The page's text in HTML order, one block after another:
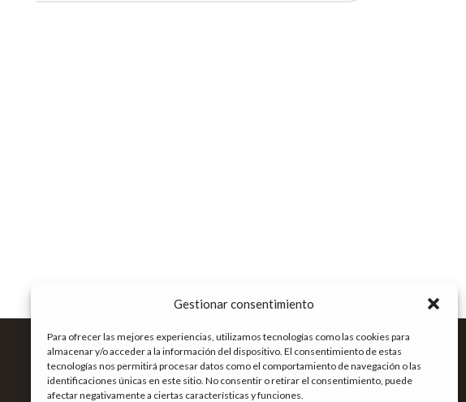
Gestionar consentimiento
Para ofrecer las mejores experiencias, utilizamos tecnologías como las cookies para
almacenar y/o acceder a la información del dispositivo. El consentimiento de estas
tecnologías nos permitirá procesar datos como el comportamiento de navegación o las
identificaciones únicas en este sitio. No consentir o retirar el consentimiento, puede
afectar negativamente a ciertas características y funciones.
Términos y condiciones
Política de privacidad
Política de cookies